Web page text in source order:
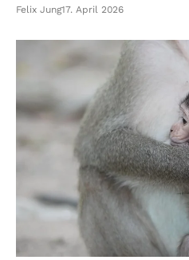
Felix Jung17. April 2026